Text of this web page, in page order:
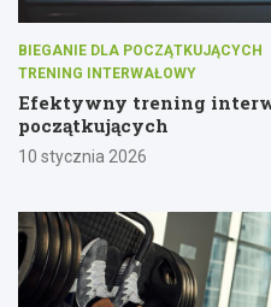
BIEGANIE DLA POCZĄTKUJĄCYCH
TRENING INTERWAŁOWY
Efektywny trening
początkujących
10 stycznia 2026